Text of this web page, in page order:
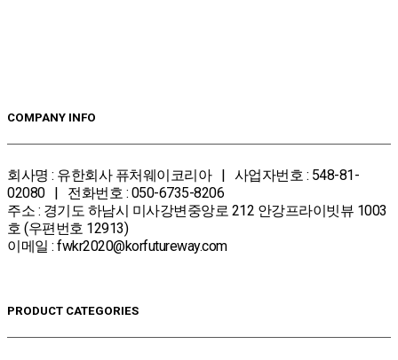
COMPANY INFO
회사명 : 유한회사 퓨처웨이코리아 | 사업자번호 : 548-81-
02080 | 전화번호 : 050-6735-8206
주소 : 경기도 하남시 미사강변중앙로 212 안강프라이빗뷰 1003
호 (우편번호 12913)
이메일 : fwkr2020@korfutureway.com
PRODUCT CATEGORIES